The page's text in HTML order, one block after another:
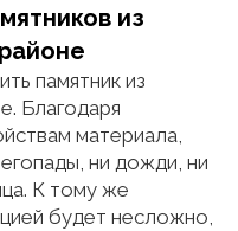
из
памятник из
Благодаря
материала,
ни дожди, ни
К тому же
будет несложно,